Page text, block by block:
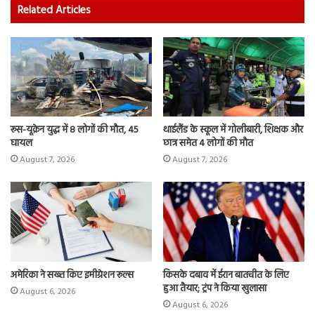
Related Articles
रूस-यूक्रेन युद्ध में 8 लोगों की मौत, 45
घायल
August 7, 2026
थाईलैंड के स्कूल में गोलीबारी, शिक्षक और
छात्र समेत 4 लोगों की मौत
August 7, 2026
अमेरिका ने सख्त किए इमीग्रेशन रूल्स
August 6, 2026
किसके दबाव में ईरान बातचीत के लिए
हुआ तैयार; ट्रंप ने किया खुलासा
August 6, 2026